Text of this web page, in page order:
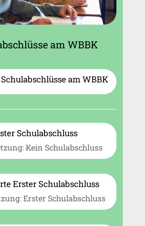
am WBBK
am WBBK
Schulabschluss
Kein Schulabschluss
Erster Schulabschluss
Erster Schulabschluss